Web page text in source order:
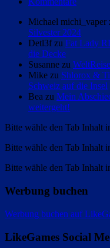
Michael michi_vaper
Silvester 2024
Detl3f zu Fat Lady
die Decke
Susanne zu
Mike zu Shlorox &
Schweiz auf die Insel
Bea zu Mein
weitergeht!
Bitte wähle den Tab Inhalt
Bitte wähle den Tab Inhalt
Bitte wähle den Tab Inhalt
Werbung buchen
Werbung buchen auf
LikeGames Social